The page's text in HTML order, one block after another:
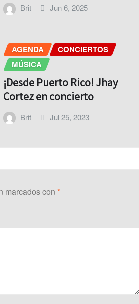
Brit Jun 6, 2025
AGENDA
CONCIERTOS
MÚSICA
¡Desde Puerto Rico! Jhay
Cortez en concierto
Brit Jul 25, 2023
marcados con *